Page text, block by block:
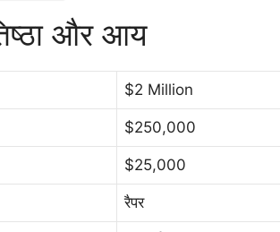
और आय
$2 Million
$250,000
$25,000
रैपर